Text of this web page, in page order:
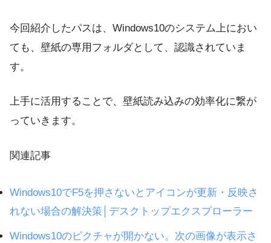
今回紹介したパスは、Windows10のシステム上におい
ても、壁紙の専用フォルダとして、認識されていま
す。
上手に活用することで、壁紙読み込みの効率化に繋が
っていきます。
関連記事
Windows10でF5を押さないとアイコンが更新・反映さ
れない場合の解決策│デスクトップエクスプローラー
Windows10のピクチャが開かない。次の画像が表示さ